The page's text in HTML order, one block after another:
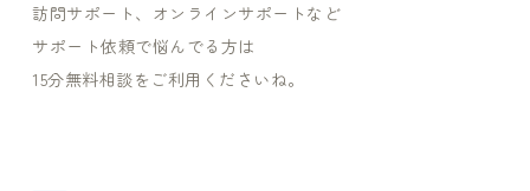
訪問サポート、オンラインサポートなど
サポート依頼で悩んでる方は
15分無料相談をご利用くださいね。